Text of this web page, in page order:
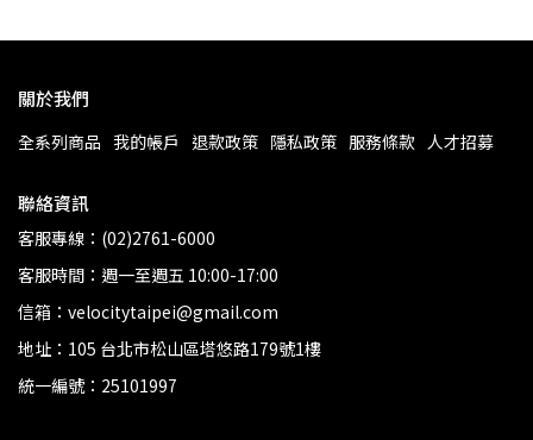
關於我們
全系列商品 我的帳戶 退款政策 隱私政策 服務條款 人才招募
聯絡資訊
客服專線：(02)2761-6000
客服時間：週一至週五 10:00-17:00
信箱：velocitytaipei@gmail.com
地址：105 台北市松山區塔悠路179號1樓
統一編號：25101997